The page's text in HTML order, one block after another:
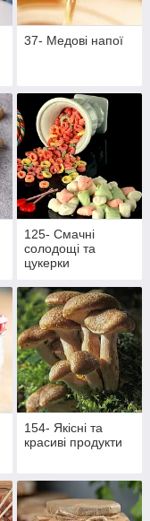
37- Медові напої
125- Смачні
солодощі та
цукерки
154- Якісні та
красиві продукти